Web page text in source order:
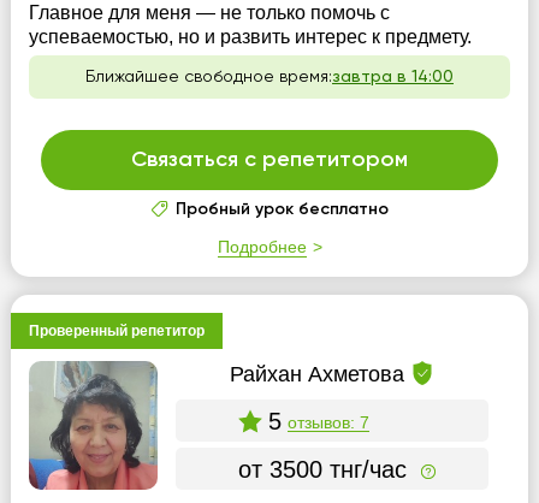
Главное для меня — не только помочь с
успеваемостью, но и развить интерес к предмету.
Ближайшее свободное время:завтра в 14:00
Связаться с репетитором
Пробный урок бесплатно
Подробнее
Проверенный репетитор
Райхан Ахметова
5 отзывов: 7
от 3500 тнг/час